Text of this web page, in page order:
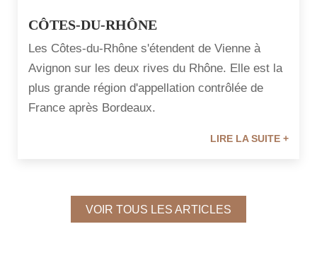
CÔTES-DU-RHÔNE
Les Côtes-du-Rhône s'étendent de Vienne à
Avignon sur les deux rives du Rhône. Elle est la
plus grande région d'appellation contrôlée de
France après Bordeaux.
LIRE LA SUITE +
VOIR TOUS LES ARTICLES